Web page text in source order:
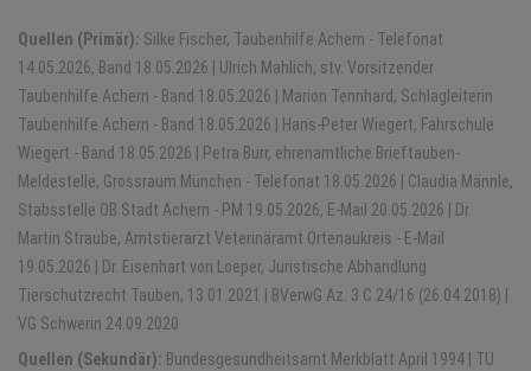
Quellen (Primär): Silke Fischer, Taubenhilfe Achern - Telefonat
14.05.2026, Band 18.05.2026 | Ulrich Mahlich, stv. Vorsitzender
Taubenhilfe Achern - Band 18.05.2026 | Marion Tennhard, Schlagleiterin
Taubenhilfe Achern - Band 18.05.2026 | Hans-Peter Wiegert, Fahrschule
Wiegert - Band 18.05.2026 | Petra Burr, ehrenamtliche Brieftauben-
Meldestelle, Grossraum München - Telefonat 18.05.2026 | Claudia Männle,
Stabsstelle OB Stadt Achern - PM 19.05.2026, E-Mail 20.05.2026 | Dr.
Martin Straube, Amtstierarzt Veterinäramt Ortenaukreis - E-Mail
19.05.2026 | Dr. Eisenhart von Loeper, Juristische Abhandlung
Tierschutzrecht Tauben, 13.01.2021 | BVerwG Az. 3 C 24/16 (26.04.2018) |
VG Schwerin 24.09.2020
Quellen (Sekundär): Bundesgesundheitsamt Merkblatt April 1994 | TU